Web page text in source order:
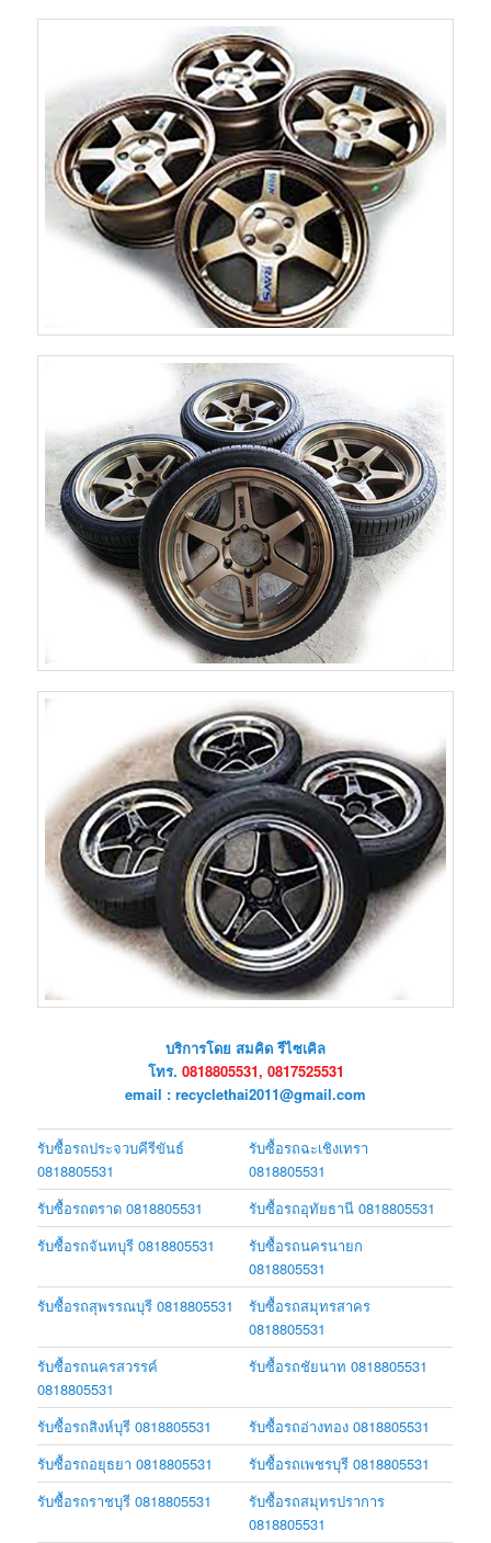
บริการโดย สมคิด รีไซเคิล
โทร. 0818805531, 0817525531
email : recyclethai2011@gmail.com
รับซื้อรถประจวบคีรีขันธ์
0818805531
รับซื้อรถฉะเชิงเทรา
0818805531
รับซื้อรถตราด 0818805531
รับซื้อรถอุทัยธานี 0818805531
รับซื้อรถจันทบุรี 0818805531
รับซื้อรถนครนายก
0818805531
รับซื้อรถสุพรรณบุรี 0818805531
รับซื้อรถสมุทรสาคร
0818805531
รับซื้อรถนครสวรรค์
0818805531
รับซื้อรถชัยนาท 0818805531
รับซื้อรถสิงห์บุรี 0818805531
รับซื้อรถอ่างทอง 0818805531
รับซื้อรถอยุธยา 0818805531
รับซื้อรถเพชรบุรี 0818805531
รับซื้อรถราชบุรี 0818805531
รับซื้อรถสมุทรปราการ
0818805531